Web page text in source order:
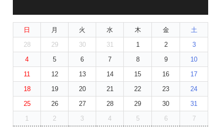
日 月 火 水 木 金
土
28
29 30 31 1 2
3
4
5 6 7 8 9
10
11
12 13 14 15 16
17
18
19 20 21 22 23
24
25
26 27 28 29 30
31
1
2 3 4 5 6 7